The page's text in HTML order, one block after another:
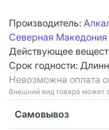
Производитель:
Северная Македония
Действующее
Срок годности:
Невозможна оплата
Bнешний вид товара может
Самовывоз